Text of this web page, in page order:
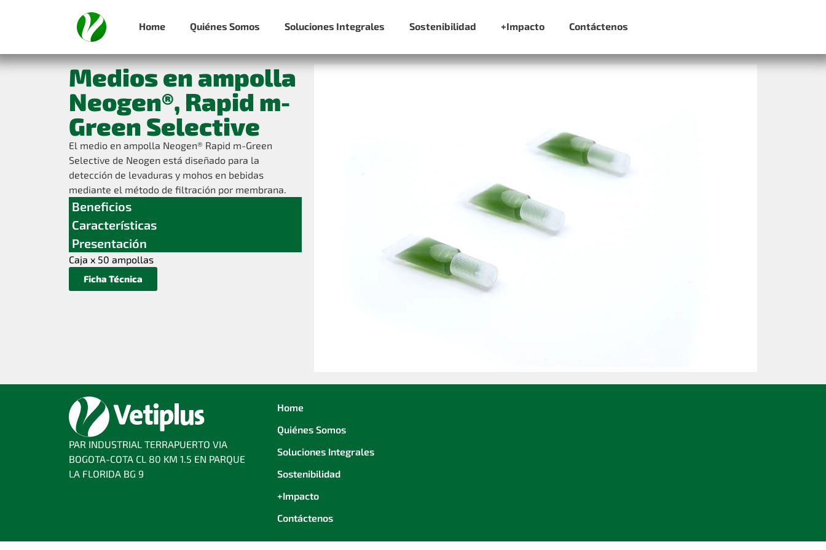
Home Quiénes Somos Soluciones Integrales Sostenibilidad +Impacto Contáctenos
Medios en ampolla
Neogen®, Rapid m-
Green Selective
El medio en ampolla Neogen® Rapid m-Green
Selective de Neogen está diseñado para la
detección de levaduras y mohos en bebidas
mediante el método de filtración por membrana.
Beneficios
Características
Presentación
Caja x 50 ampollas
Ficha Técnica
PAR INDUSTRIAL TERRAPUERTO VIA
BOGOTA-COTA CL 80 KM 1.5 EN PARQUE
LA FLORIDA BG 9
Home
Quiénes Somos
Soluciones Integrales
Sostenibilidad
+Impacto
Contáctenos